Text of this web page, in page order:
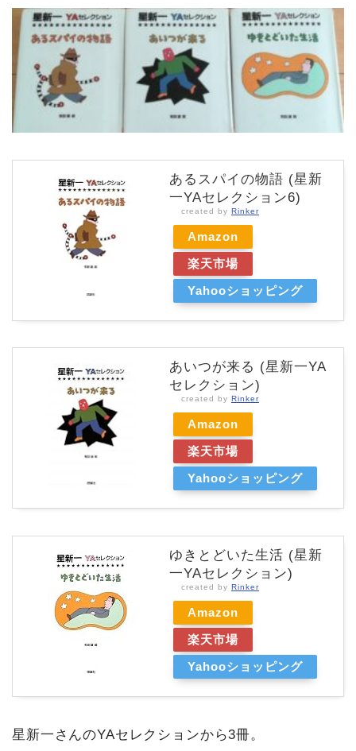
あるスパイの物語 (星新
一YAセレクション6)
created by Rinker
Amazon
楽天市場
Yahooショッピング
あいつが来る (星新一YA
セレクション)
created by Rinker
Amazon
楽天市場
Yahooショッピング
ゆきとどいた生活 (星新
一YAセレクション)
created by Rinker
Amazon
楽天市場
Yahooショッピング
星新一さんのYAセレクションから3冊。